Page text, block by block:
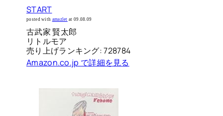
START
posted with amazlet at 09.08.09
古武家 賢太郎
リトルモア
売り上げランキング: 728784
Amazon.co.jp で詳細を見る